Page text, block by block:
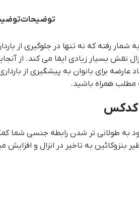
توضیحات
به شمار رفته که نه تنها در
نقش بسیار زیادی ایفا می کند. از
از بارداری کمک کند استفاده از کاندوم 90 دقیقه
همراه باشید.
موثر خود به طولانی تر شدن رابطه
موادی نظیر بنزوکائین به تاخیر در